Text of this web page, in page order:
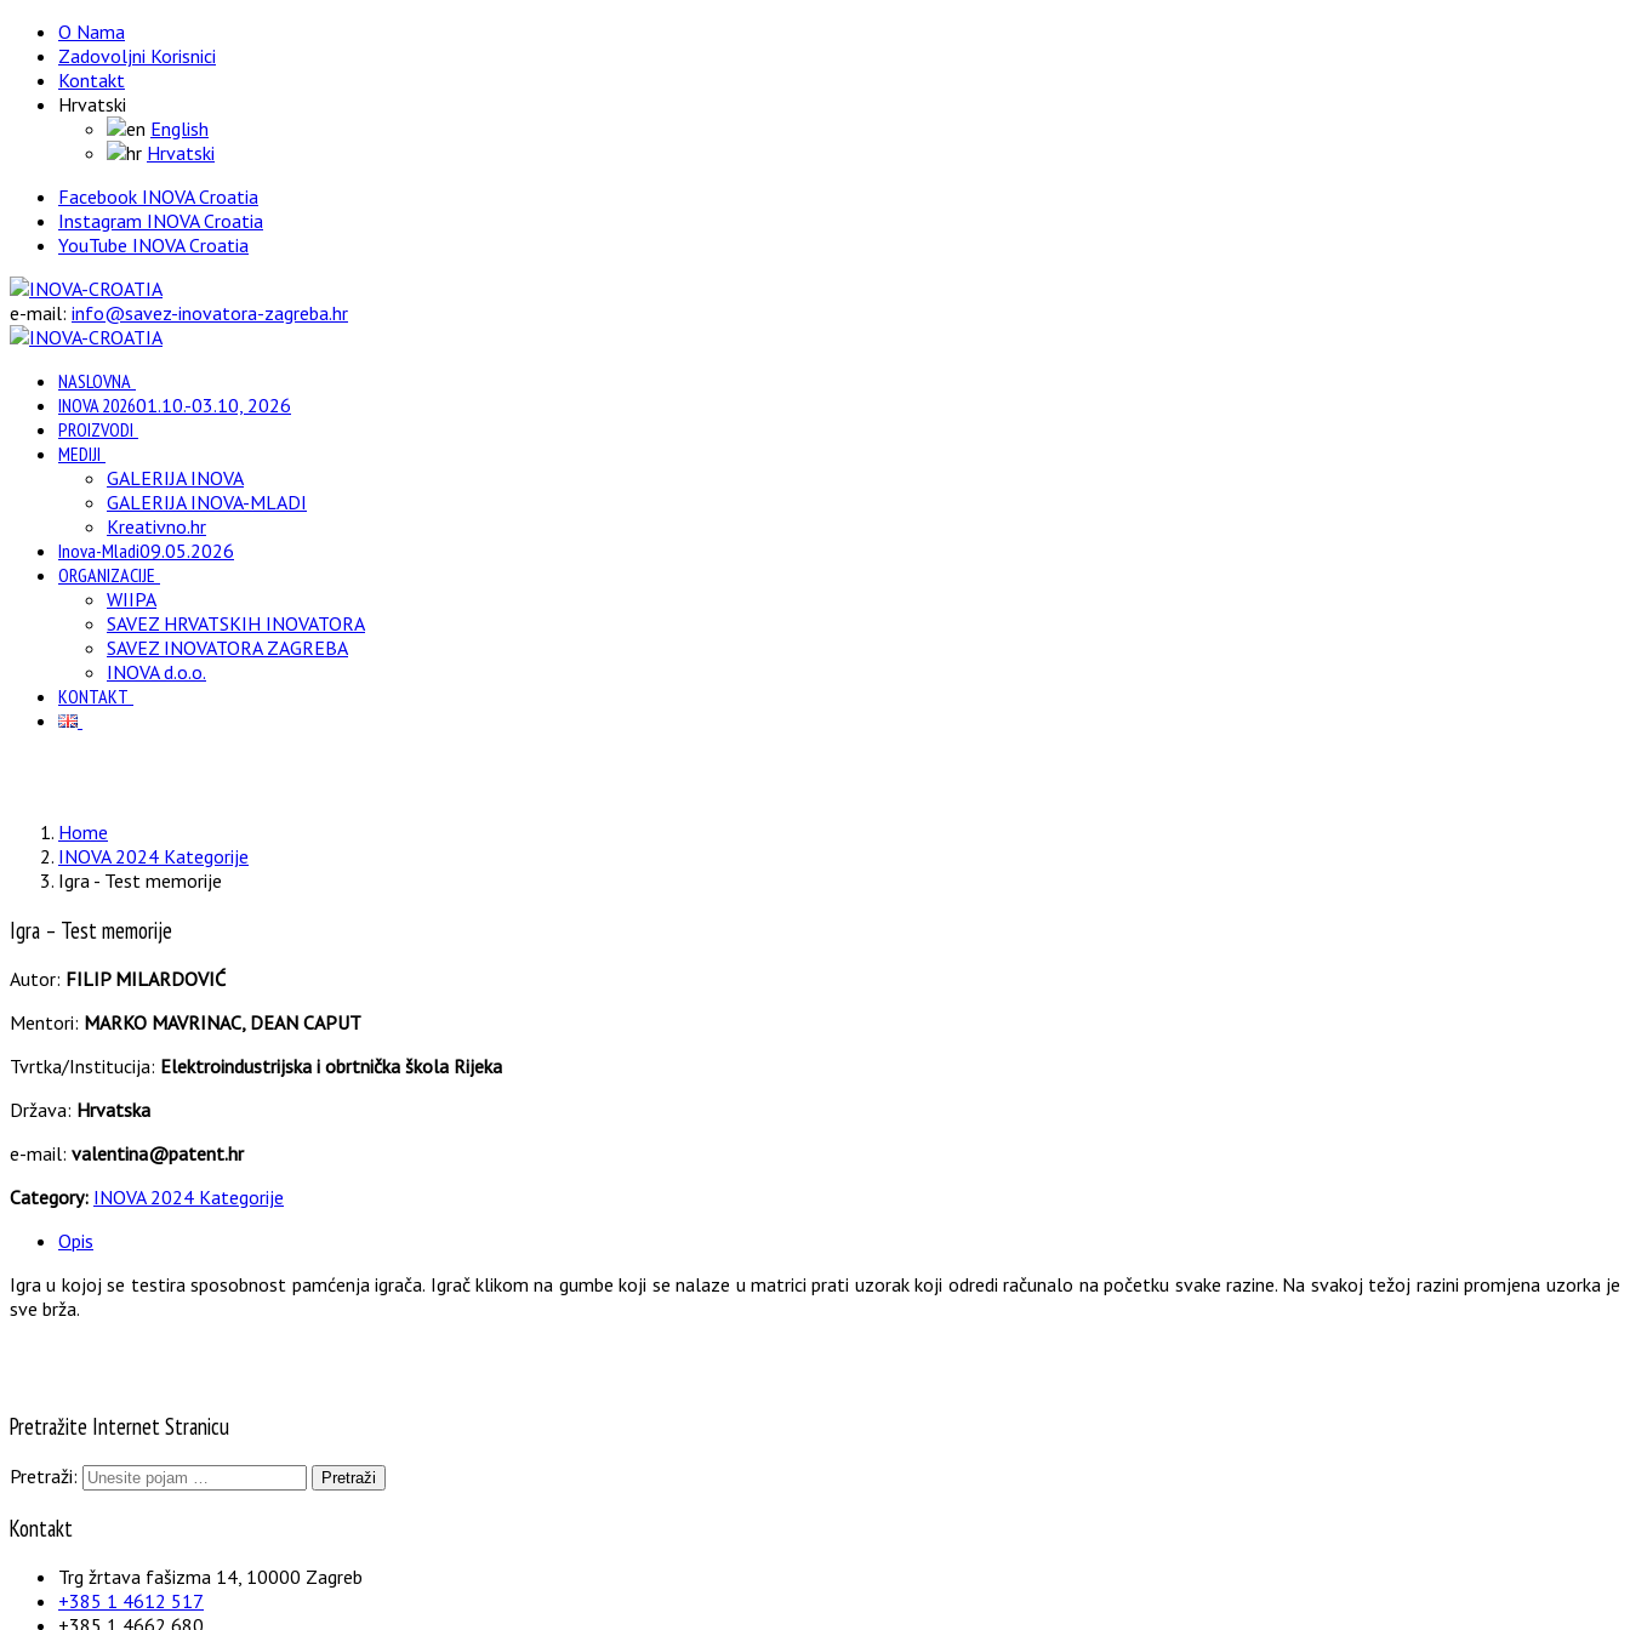
O Nama
Zadovoljni Korisnici
Kontakt
Hrvatski
English
Hrvatski
Facebook INOVA Croatia
Instagram INOVA Croatia
YouTube INOVA Croatia
e-mail: info@savez-inovatora-zagreba.hr
NASLOVNA
INOVA 202601.10.-03.10, 2026
PROIZVODI
MEDIJI
GALERIJA INOVA
GALERIJA INOVA-MLADI
Kreativno.hr
Inova-Mladi09.05.2026
ORGANIZACIJE
WIIPA
SAVEZ HRVATSKIH INOVATORA
SAVEZ INOVATORA ZAGREBA
INOVA d.o.o.
KONTAKT
Home
INOVA 2024 Kategorije
Igra - Test memorije
Igra – Test memorije
Autor: FILIP MILARDOVIĆ
Mentori: MARKO MAVRINAC, DEAN CAPUT
Tvrtka/Institucija: Elektroindustrijska i obrtnička škola Rijeka
Država: Hrvatska
e-mail: valentina@patent.hr
Category: INOVA 2024 Kategorije
Opis
Igra u kojoj se testira sposobnost pamćenja igrača. Igrač klikom na gumbe koji se nalaze u matrici prati uzorak koji odredi računalo na početku svake razine. Na svakoj težoj razini promjena uzorka je
sve brža.
Pretražite Internet Stranicu
Pretraži:
Kontakt
Trg žrtava fašizma 14, 10000 Zagreb
+385 1 4612 517